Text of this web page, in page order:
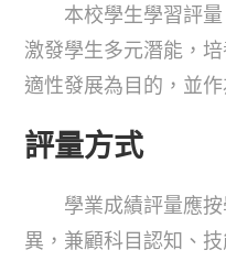
本校學生學習評量
激發學生多元潛能，
適性發展為目的，並
評量方式
學業成績評量應按
異，兼顧科目認知、